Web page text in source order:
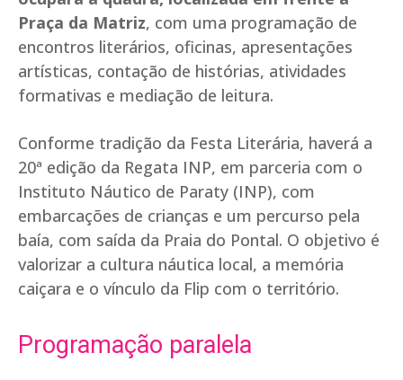
Praça da Matriz, com uma programação de
encontros literários, oficinas, apresentações
artísticas, contação de histórias, atividades
formativas e mediação de leitura.
Conforme tradição da Festa Literária, haverá a
20ª edição da Regata INP, em parceria com o
Instituto Náutico de Paraty (INP), com
embarcações de crianças e um percurso pela
baía, com saída da Praia do Pontal. O objetivo é
valorizar a cultura náutica local, a memória
caiçara e o vínculo da Flip com o território.
Programação paralela